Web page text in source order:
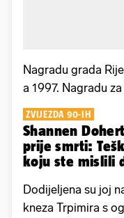
Nagradu grada
a 1997. Nagradu
ZVIJEZDA 90-IH
Shannen
prije smrti:
koju ste mislili
Dodijeljena su joj
kneza Trpimira s